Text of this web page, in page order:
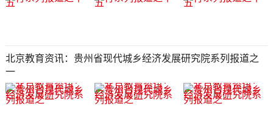
北京教育资讯：贵州省现代城乡经济发展研究院系列报道之
一